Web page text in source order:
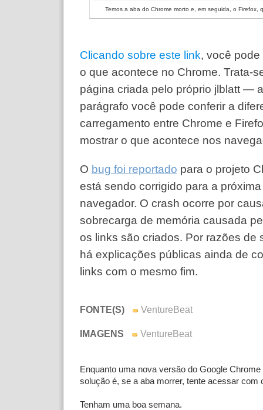
Temos a aba do Chrome morto e, em seguida, o Firefox,
Clicando sobre este link, você
o que acontece no Chrome. Trata-
página criada pelo próprio jlblatt —
parágrafo você pode conferir a
carregamento entre Chrome e
mostrar o que acontece nos
O bug foi reportado para o projeto
está sendo corrigido para a
navegador. O crash ocorre por
sobrecarga de memória causada
os links são criados. Por razões de
há explicações públicas ainda de
links com o mesmo fim.
FONTE(S) VentureBeat
IMAGENS VentureBeat
Enquanto uma nova versão do Google Chrome
solução é, se a aba morrer, tente acessar com
Tenham uma boa semana.